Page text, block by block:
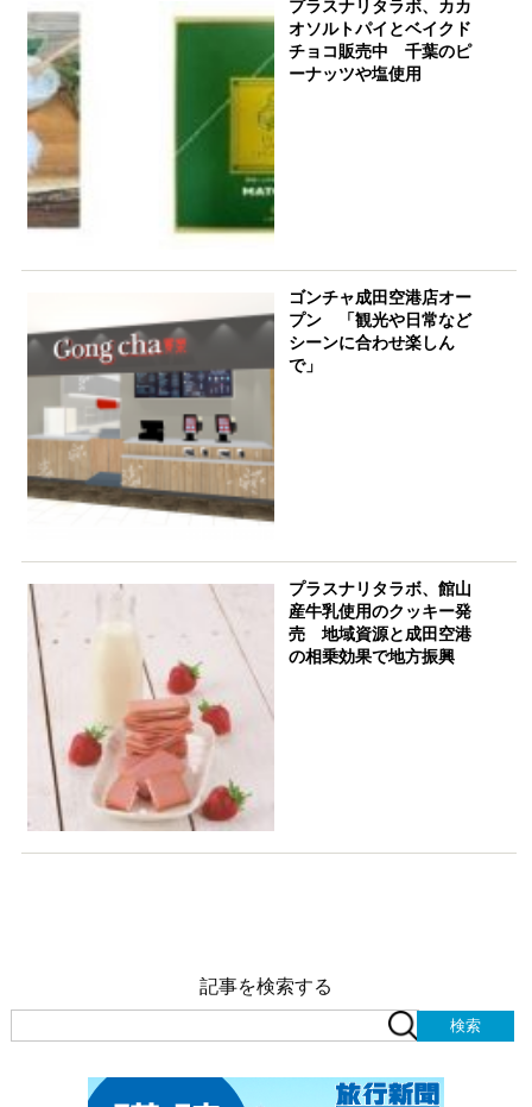
プラスナリタラボ、カカ
オソルトパイとベイクド
チョコ販売中 千葉のピ
ーナッツや塩使用
ゴンチャ成田空港店オー
プン 「観光や日常など
シーンに合わせ楽しん
で」
プラスナリタラボ、館山
産牛乳使用のクッキー発
売 地域資源と成田空港
の相乗効果で地方振興
記事を検索する